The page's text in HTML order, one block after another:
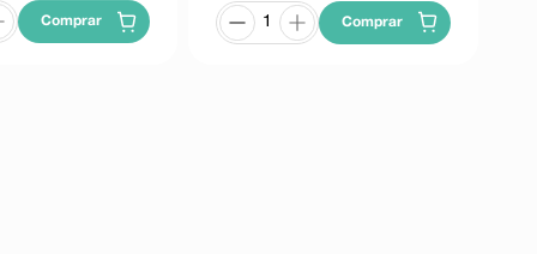
Comprar Comprar